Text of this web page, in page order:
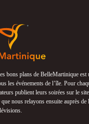
bons plans de BelleMartinique est
les événements de l’île. Pour
publient leurs soirées sur le
nous relayons ensuite auprès de